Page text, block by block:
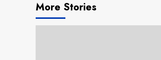
More Stories